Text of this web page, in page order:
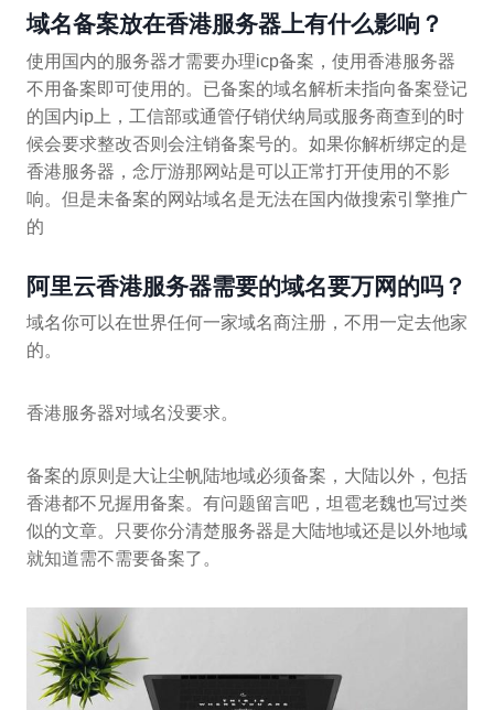
域名备案放在香港服务器上有什么影响？
使用国内的服务器才需要办理icp备案，使用香港服务器
不用备案即可使用的。已备案的域名解析未指向备案登记
的国内ip上，工信部或通管仔销伏纳局或服务商查到的时
候会要求整改否则会注销备案号的。如果你解析绑定的是
香港服务器，念厅游那网站是可以正常打开使用的不影
响。但是未备案的网站域名是无法在国内做搜索引擎推广
的
阿里云香港服务器需要的域名要万网的吗？
域名你可以在世界任何一家域名商注册，不用一定去他家
的。
香港服务器对域名没要求。
备案的原则是大让尘帆陆地域必须备案，大陆以外，包括
香港都不兄握用备案。有问题留言吧，坦雹老魏也写过类
似的文章。只要你分清楚服务器是大陆地域还是以外地域
就知道需不需要备案了。